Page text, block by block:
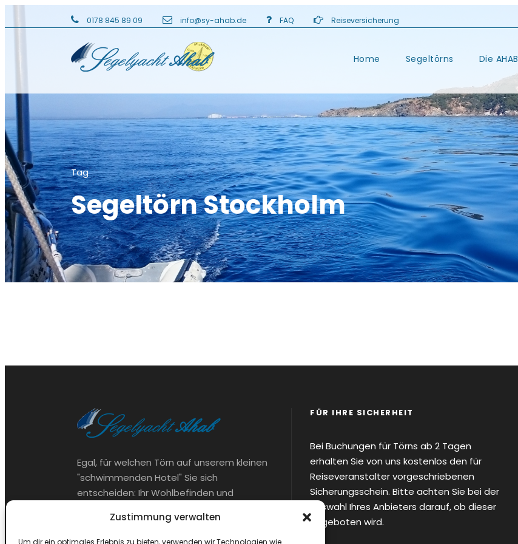
Zustimmung verwalten
Um dir ein optimales Erlebnis zu bieten, verwenden wir Technologien wie
0178 845 89 09 info@sy-ahab.de FAQ Reiseversicherung
Home Segeltörns Die AHAB
Tag
Segeltörn Stockholm
Egal, für welchen Törn auf unserem kleinen
"schwimmenden Hotel" Sie sich
entscheiden: Ihr Wohlbefinden und
erster Stelle.
FÜR IHRE SICHERHEIT
Bei Buchungen für Törns ab 2 Tagen
erhalten Sie von uns kostenlos den für
Reiseveranstalter vorgeschriebenen
Sicherungsschein. Bitte achten Sie bei der
Auswahl Ihres Anbieters darauf, ob dieser
angeboten wird.